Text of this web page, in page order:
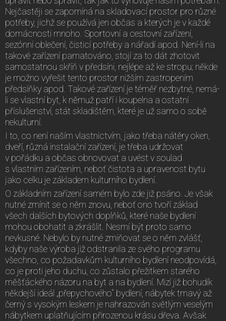
Nejčastěji se zapomíná na skladovací prostor pro různé
potřeby, jichž se používá jen občas a kterých je v každé
domácnosti mnoho. Sportovní a cestovní zařízení,
sezónní oblečení, čisticí potřeby a nářadí apod. Není-li na
takové zařízení pamatováno, stojí za to dát zhotovit
samostatnou skříň v předsíni, nejlépe až ke stropu; někde
je možno vyřešit tento prostor nižším zastropením
předsíňky apod. Takové zařízení je téměř nezbytné, nemá-
li se vlastní byt, k němuž patří i koupelna a ostatní
příslušenství, stát skladištěm, které je už samo o sobě
nekulturní.
I to, co není naším vlastnictvím, jako třeba nátěry oken,
dveří, různá instalační zařízení, je třeba udržovat
v pořádku a občas obnovovat a uvést v soulad
s vlastním zařízením, neboť čistota a upravenost bytu
jako celku je základem kulturního bydlení.
O základním zařízení samém bylo zde již psáno. Je však
nutné zmínit se o něm znovu, neboť ono tvoří základ
všech dalších bytových doplňků, které naše bydlení
mohou obohatit a zkrášlit. Nesmí být proto samo
nevkusné. Nebylo by nutné zmiňovat se o něm zvlášť,
kdyby naše výroba již odstranila ze svého programu
všechno, co požadavkům kulturního bydlení neodpovídá,
co je proti jeho duchu, co zůstalo přežitkem starého
měšťáckého názoru na byt a na bydlení. Mizí již bohudík
někdejší ideál „přepychového“ bydlení, nábytek tmavý až
černý s vysokým leskem je nahrazován světlým veselým
nábytkem uplatňujícím přirozenou krásu dřeva. Avšak